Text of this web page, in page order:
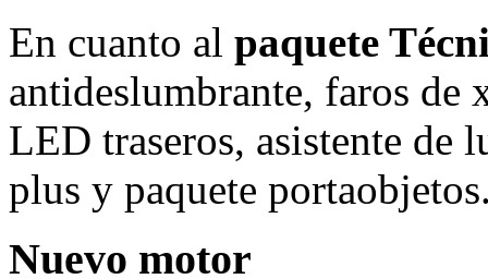
En cuanto al paquete
antideslumbrante, faros de
LED traseros, asistente de
plus y paquete
Nuevo motor